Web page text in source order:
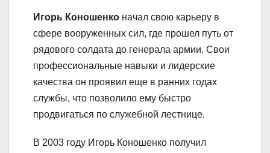
Игорь Коношенко начал свою карьеру в
сфере вооруженных сил, где прошел путь от
рядового солдата до генерала армии. Свои
профессиональные навыки и лидерские
качества он проявил еще в ранних годах
службы, что позволило ему быстро
продвигаться по служебной лестнице.
В 2003 году Игорь Коношенко получил